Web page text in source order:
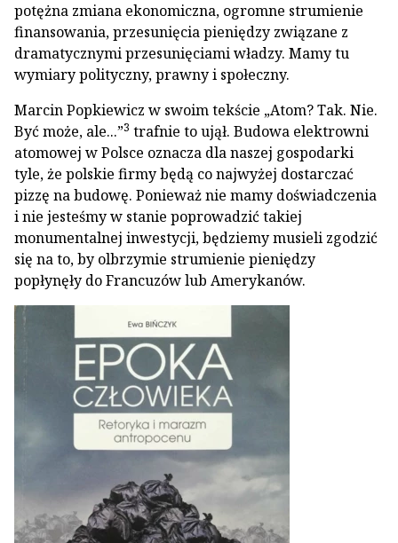
potężna zmiana ekonomiczna, ogromne strumienie
finansowania, przesunięcia pieniędzy związane z
dramatycznymi przesunięciami władzy. Mamy tu
wymiary polityczny, prawny i społeczny.
Marcin Popkiewicz w swoim tekście „Atom? Tak. Nie.
Być może, ale...”3 trafnie to ujął. Budowa elektrowni
atomowej w Polsce oznacza dla naszej gospodarki
tyle, że polskie firmy będą co najwyżej dostarczać
pizzę na budowę. Ponieważ nie mamy doświadczenia
i nie jesteśmy w stanie poprowadzić takiej
monumentalnej inwestycji, będziemy musieli zgodzić
się na to, by olbrzymie strumienie pieniędzy
popłynęły do Francuzów lub Amerykanów.